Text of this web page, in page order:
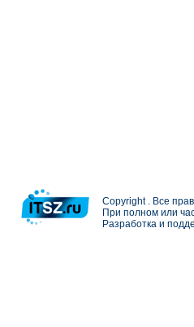
Copyright . Все
При полном или
Разработка и